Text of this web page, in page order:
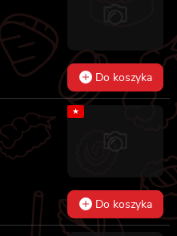
z
z
Do koszyka
★
Do koszyka